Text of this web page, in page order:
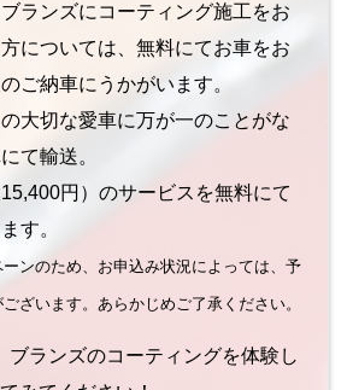
ランズにコーティング施工をお
については、無料にてお車をお
ご納車にうかがいます。
大切な愛車に万が一のことがな
て輸送。
円）のサービスを無料にて
す。
ンのため、お申込み状況によっては、予
ざいます。あらかじめご了承ください。
ブランズのコーティングを体験し